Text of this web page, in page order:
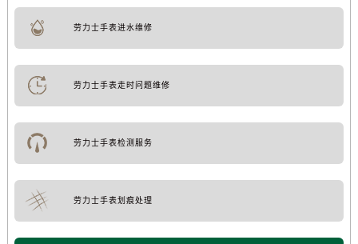
劳力士手表进水维修
劳力士手表走时问题维修
劳力士手表检测服务
劳力士手表划痕处理